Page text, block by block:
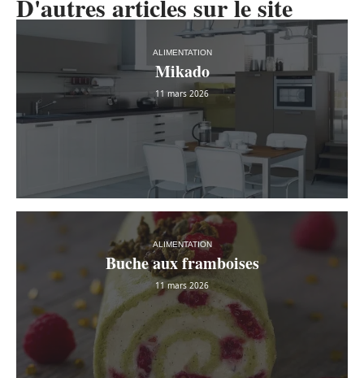
D'autres articles sur le site
ALIMENTATION
Mikado
11 mars 2026
ALIMENTATION
Buche aux framboises
11 mars 2026